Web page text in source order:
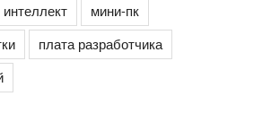
мини-пк
плата разработчика